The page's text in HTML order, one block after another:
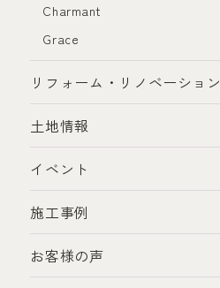
Charmant
Grace
リフォーム・リノベーション
土地情報
イベント
施工事例
お客様の声